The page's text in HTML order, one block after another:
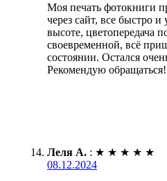
Моя печать фотокниги
через сайт, все быстро и
высоте, цветопередача
своевременной, всё
состоянии. Остался
Рекомендую обращаться!
Леля А. : ★ ★ ★ ★ ★
08.12.2024